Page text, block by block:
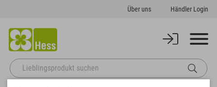
Über uns Händler Login